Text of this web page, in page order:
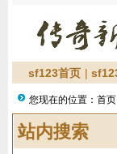
sf123首页 |
您现在的位置： 首页
站内搜索